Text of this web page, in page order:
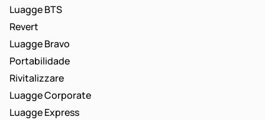
Luagge BTS
Revert
Luagge Bravo
Portabilidade
Rivitalizzare
Luagge Corporate
Luagge Express